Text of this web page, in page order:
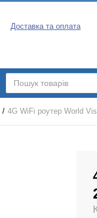
Доставка та оплата
4G WiFi роутер World